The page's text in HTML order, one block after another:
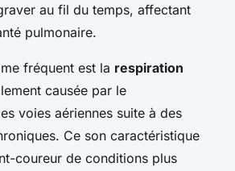
au fil du temps, affectant
pulmonaire.
fréquent est la respiration
causée par le
voies aériennes suite à des
Ce son caractéristique
coureur de conditions plus